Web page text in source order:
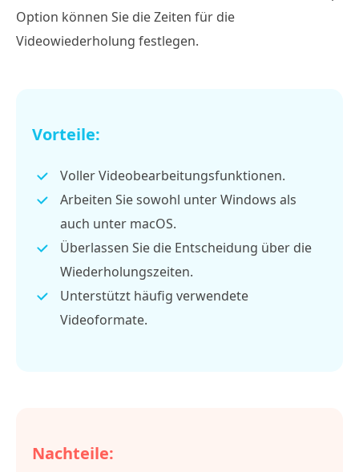
Option können Sie die Zeiten für die
Videowiederholung festlegen.
Vorteile:
Voller Videobearbeitungsfunktionen.
Arbeiten Sie sowohl unter Windows als
auch unter macOS.
Überlassen Sie die Entscheidung über die
Wiederholungszeiten.
Unterstützt häufig verwendete
Videoformate.
Nachteile: